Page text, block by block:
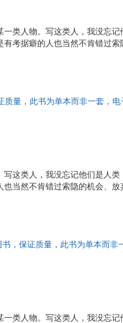
类人物。写这类人，我没忘记
考据癖的人也当然不肯错过索
屡想中止。由于杨绛女士不断
不过，近来觉得献书也像“致身
质量，此书为单本而非一套，电
这类人，我没忘记他们是人
当然不肯错过索隐的机会、
一九四七年在上海初版，一九
的“盗印”本。没有看到台湾的“
，保证质量，此书为单本而非
类人物。写这类人，我没忘记